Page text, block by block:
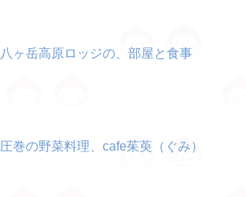
八ヶ岳高原ロッジの、部屋と食事
圧巻の野菜料理、cafe茱萸（ぐみ）